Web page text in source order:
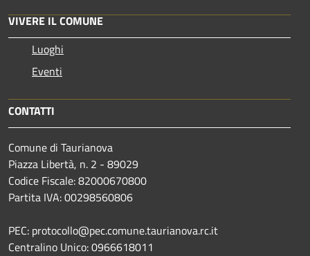
VIVERE IL COMUNE
Luoghi
Eventi
CONTATTI
Comune di Taurianova
Piazza Libertà, n. 2 - 89029
Codice Fiscale: 82000670800
Partita IVA: 00298560806
PEC: protocollo@pec.comune.taurianova.rc.it
Centralino Unico: 0966618011